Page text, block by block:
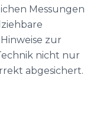
Messungen
zur
nicht nur
abgesichert.